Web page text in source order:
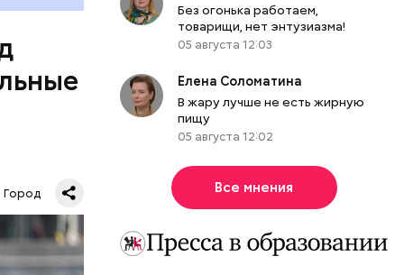
Город
В
Без огонька работаем,
товарищи, нет энтузиазма!
05 августа 12:03
Елена Соломатина
В жару лучше не есть жирную
пищу
05 августа 12:02
Все мнения